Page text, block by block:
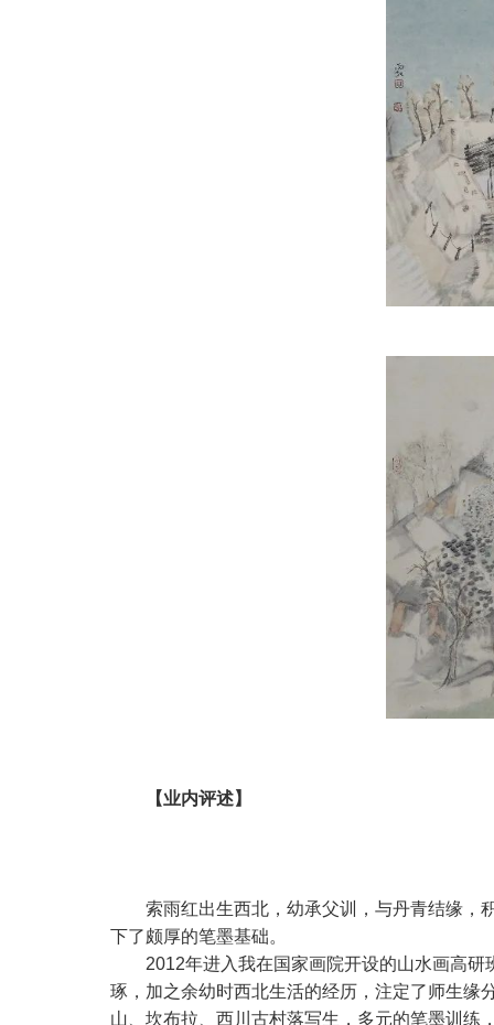
【业内评述】
索雨红出生西北，幼承父训，与丹青结缘，
下了颇厚的笔墨基础。
2012年进入我在国家画院开设的山水画高
琢，加之余幼时西北生活的经历，注定了师生缘
山、坎布拉、西川古村落写生，多元的笔墨训练